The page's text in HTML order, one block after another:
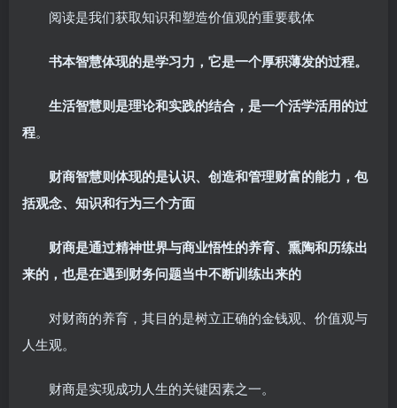
阅读是我们获取知识和塑造价值观的重要载体
书本智慧体现的是学习力，它是一个厚积薄发的过程。
生活智慧则是理论和实践的结合，是一个活学活用的过
程。
财商智慧则体现的是认识、创造和管理财富的能力，包
括观念、知识和行为三个方面
财商是通过精神世界与商业悟性的养育、熏陶和历练出
来的，也是在遇到财务问题当中不断训练出来的
对财商的养育，其目的是树立正确的金钱观、价值观与
人生观。
财商是实现成功人生的关键因素之一。